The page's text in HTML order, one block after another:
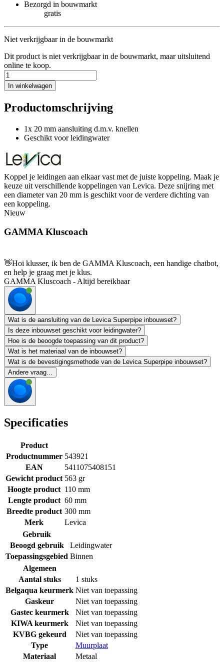
Bezorgd in bouwmarkt
gratis
Niet verkrijgbaar in de bouwmarkt
Dit product is niet verkrijgbaar in de bouwmarkt, maar uitsluitend
online te koop.
In winkelwagen
Productomschrijving
1x 20 mm aansluiting d.m.v. knellen
Geschikt voor leidingwater
Koppel je leidingen aan elkaar vast met de juiste koppeling. Maak je
keuze uit verschillende koppelingen van Levica. Deze snijring met
een diameter van 20 mm is geschikt voor de verdere dichting van
een koppeling.
Nieuw
GAMMA Kluscoach
👋Hoi klusser, ik ben de GAMMA Kluscoach, een handige chatbot,
en help je graag met je klus.
GAMMA Kluscoach - Altijd bereikbaar
Wat is de aansluiting van de Levica Superpipe inbouwset?
Is deze inbouwset geschikt voor leidingwater?
Hoe is de beoogde toepassing van dit product?
Wat is het materiaal van de inbouwset?
Wat is de bevestigingsmethode van de Levica Superpipe inbouwset?
Andere vraag...
Specificaties
Product
Productnummer 543921
EAN
5411075408151
Gewicht product 563 gr
Hoogte product 110 mm
Lengte product 60 mm
Breedte product 300 mm
Merk
Levica
Gebruik
Beoogd gebruik
Leidingwater
Toepassingsgebied Binnen
Algemeen
Aantal stuks
1 stuks
Belgaqua keurmerk Niet van toepassing
Gaskeur
Niet van toepassing
Gastec keurmerk
Niet van toepassing
KIWA keurmerk
Niet van toepassing
KVBG gekeurd
Niet van toepassing
Type
Muurplaat
Materiaal
Metaal